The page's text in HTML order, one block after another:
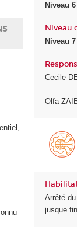
Niveau
Niveau
Niveau
Cecile
Olfa
Arrêté
jusque